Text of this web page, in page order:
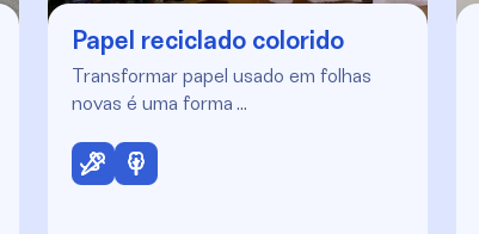
Papel reciclado colorido
Transformar papel usado em folhas
novas é uma forma …